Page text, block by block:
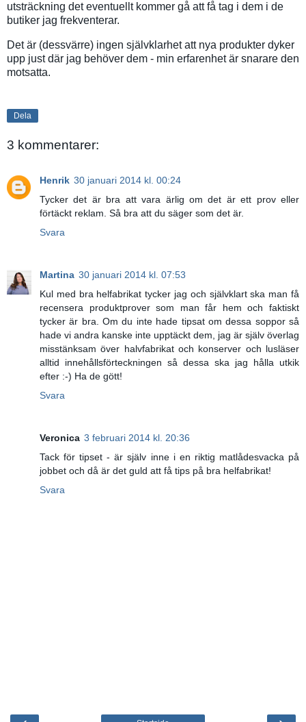
utsträckning det eventuellt kommer gå att få tag i dem i de
butiker jag frekventerar.
Det är (dessvärre) ingen självklarhet att nya produkter dyker
upp just där jag behöver dem - min erfarenhet är snarare den
motsatta.
Dela
3 kommentarer:
Henrik 30 januari 2014 kl. 00:24
Tycker det är bra att vara ärlig om det är ett prov eller
förtäckt reklam. Så bra att du säger som det är.
Svara
Martina 30 januari 2014 kl. 07:53
Kul med bra helfabrikat tycker jag och självklart ska man få
recensera produktprover som man får hem och faktiskt
tycker är bra. Om du inte hade tipsat om dessa soppor så
hade vi andra kanske inte upptäckt dem, jag är själv överlag
misstänksam över halvfabrikat och konserver och lusläser
alltid innehållsförteckningen så dessa ska jag hålla utkik
efter :-) Ha de gött!
Svara
Veronica 3 februari 2014 kl. 20:36
Tack för tipset - är själv inne i en riktig matlådesvacka på
jobbet och då är det guld att få tips på bra helfabrikat!
Svara